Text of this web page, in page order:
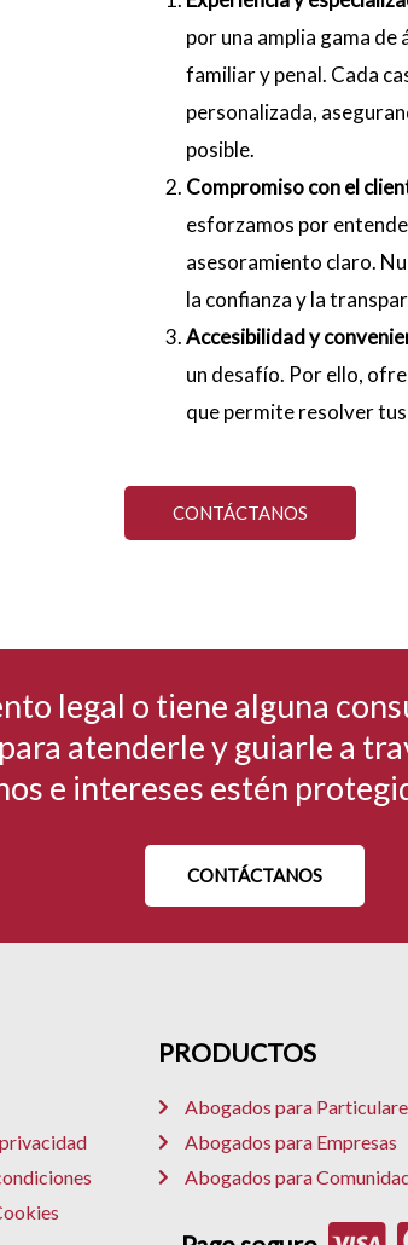
por una amplia gama
familiar y penal. Cada
personalizada,
posible.
Compromiso con el
esforzamos por
asesoramiento claro.
la confianza y la
Accesibilidad y
un desafío. Por ello,
que permite resolver
CONTÁCTANOS
legal o tiene alguna
atenderle y guiarle a
e intereses estén
CONTÁCTANOS
PRODUCTOS
Abogados para
Abogados para Empresas
Abogados para